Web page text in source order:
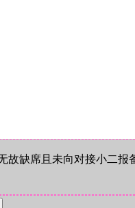
故缺席且未向对接小二报